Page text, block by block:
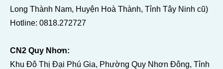
Long Thành Nam, Huyện Hoà Thành, Tỉnh Tây Ninh cũ)
Hotline: 0818.272727
CN2 Quy Nhơn:
Khu Đô Thị Đại Phú Gia, Phường Quy Nhơn Đông, Tỉnh